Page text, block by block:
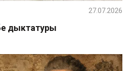
дыктатуры
27.07.2026